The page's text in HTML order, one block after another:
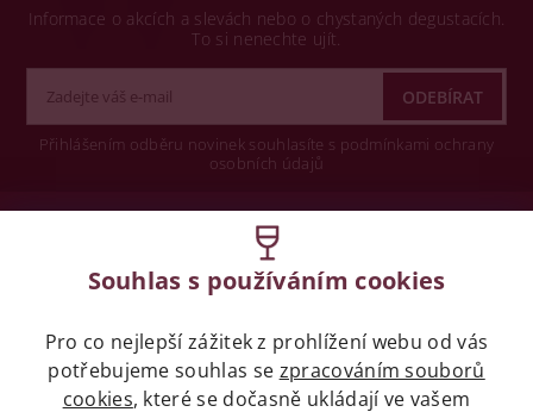
Informace o akcích a slevách nebo o chystaných degustacích.
To si nenechte ujít.
Přihlášením odběru novinek souhlasíte s podmínkami ochrany
osobních údajů
Legislativa
Zákaz prodeje alkoholických nápojů osobám
mladších 18 let.
Souhlas s používáním cookies
Pro co nejlepší zážitek z prohlížení webu od vás
potřebujeme souhlas se zpracováním souborů
cookies, které se dočasně ukládají ve vašem